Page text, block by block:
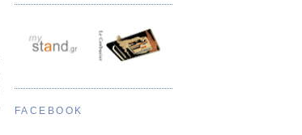
FACEBOOK